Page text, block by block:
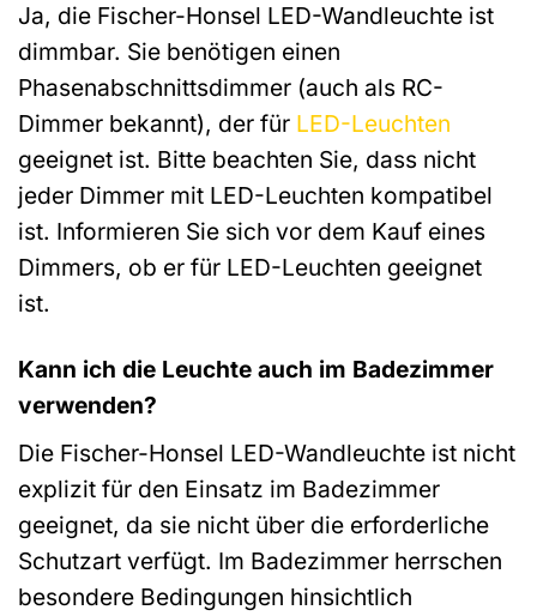
Ja, die Fischer-Honsel LED-Wandleuchte ist
dimmbar. Sie benötigen einen
Phasenabschnittsdimmer (auch als RC-
Dimmer bekannt), der für LED-Leuchten
geeignet ist. Bitte beachten Sie, dass nicht
jeder Dimmer mit LED-Leuchten kompatibel
ist. Informieren Sie sich vor dem Kauf eines
Dimmers, ob er für LED-Leuchten geeignet
ist.
Kann ich die Leuchte auch im Badezimmer
verwenden?
Die Fischer-Honsel LED-Wandleuchte ist nicht
explizit für den Einsatz im Badezimmer
geeignet, da sie nicht über die erforderliche
Schutzart verfügt. Im Badezimmer herrschen
besondere Bedingungen hinsichtlich